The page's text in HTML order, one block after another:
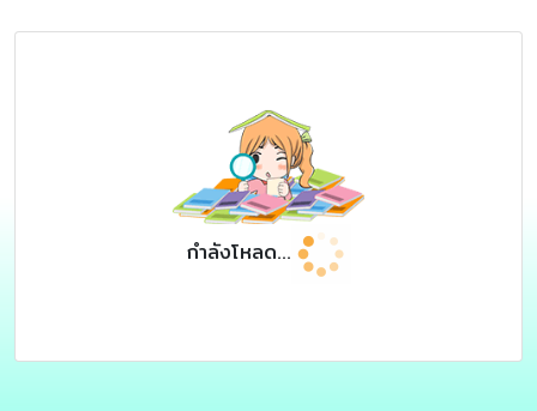
กำลังโหลด...